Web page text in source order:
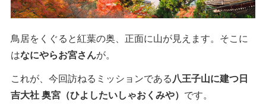
鳥居をくぐると紅葉の奥、正面に山が見えます。そこに
はなにやらお宮さんが。
これが、今回訪ねるミッションである八王子山に建つ日
吉大社 奥宮（ひよしたいしゃおくみや） です。